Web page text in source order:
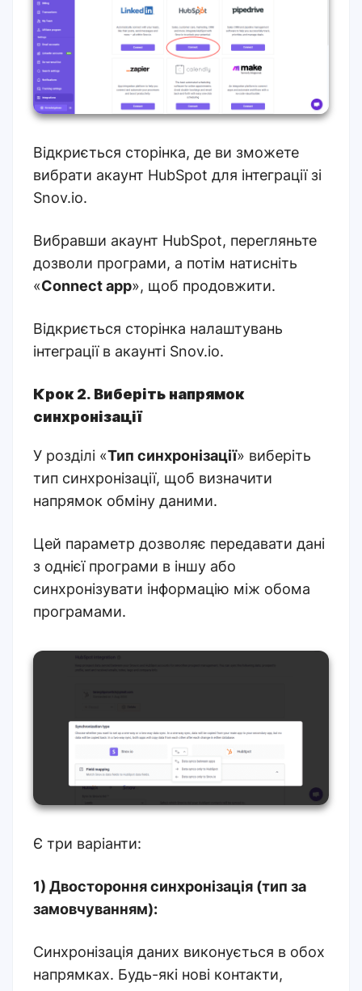
Відкриється сторінка, де ви зможете
вибрати акаунт HubSpot для інтеграції зі
Snov.io.
Вибравши акаунт HubSpot, перегляньте
дозволи програми, а потім натисніть
«Connect app», щоб продовжити.
Відкриється сторінка налаштувань
інтеграції в акаунті Snov.io.
Крок 2. Виберіть напрямок
синхронізації
У розділі «Тип синхронізації» виберіть
тип синхронізації, щоб визначити
напрямок обміну даними.
Цей параметр дозволяє передавати дані
з однієї програми в іншу або
синхронізувати інформацію між обома
програмами.
Є три варіанти:
1) Двостороння синхронізація (тип за
замовчуванням):
Синхронізація даних виконується в обох
напрямках. Будь-які нові контакти,